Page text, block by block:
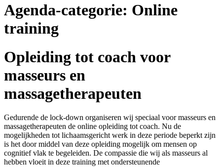
Agenda-categorie: Online
training
Opleiding tot coach voor
masseurs en
massagetherapeuten
Gedurende de lock-down organiseren wij speciaal voor masseurs en
massagetherapeuten de online opleiding tot coach. Nu de
mogelijkheden tot lichaamsgericht werk in deze periode beperkt zijn
is het door middel van deze opleiding mogelijk om mensen op
cognitief vlak te begeleiden. De compassie die wij als masseurs al
hebben vloeit in deze training met ondersteunende